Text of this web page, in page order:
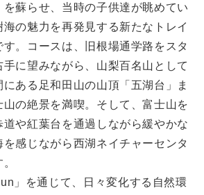
を蘇らせ、当時の子供達が眺めてい
の魅力を再発見する新たなトレイ
。コースは、旧根場通学路をスタ
に望みながら、山梨百名山として
ある足和田山の山頂「五湖台」ま
の絶景を満喫。そして、富士山を
や紅葉台を通過しながら緩やかな
感じながら西湖ネイチャーセンタ
」を通じて、日々変化する自然環